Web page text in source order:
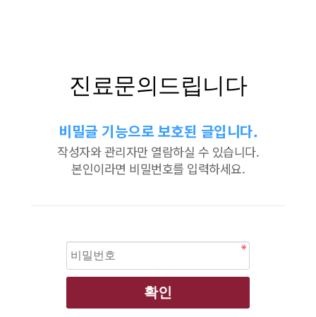
진료문의드립니다
비밀글 기능으로 보호된 글입니다.
작성자와 관리자만 열람하실 수 있습니다.
본인이라면 비밀번호를 입력하세요.